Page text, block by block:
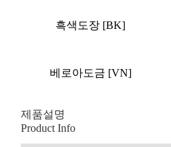
흑색도장 [BK]
베로아도금 [VN]
제품설명
Product Info